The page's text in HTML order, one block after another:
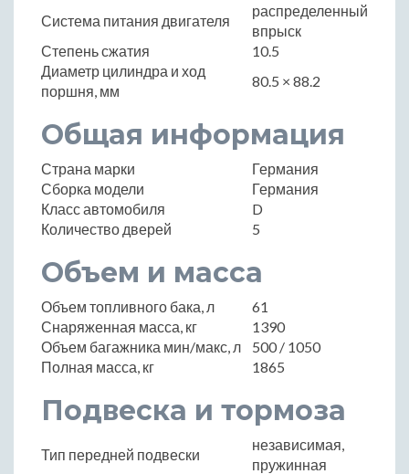
Система питания двигателя
распределенный
впрыск
Степень сжатия
10.5
Диаметр цилиндра и ход
поршня, мм
80.5 × 88.2
Общая информация
Страна марки
Германия
Сборка модели
Германия
Класс автомобиля
D
Количество дверей
5
Объем и масса
Объем топливного бака, л
61
Снаряженная масса, кг
1390
Объем багажника мин/макс, л
500 / 1050
Полная масса, кг
1865
Подвеска и тормоза
Тип передней подвески
независимая,
пружинная